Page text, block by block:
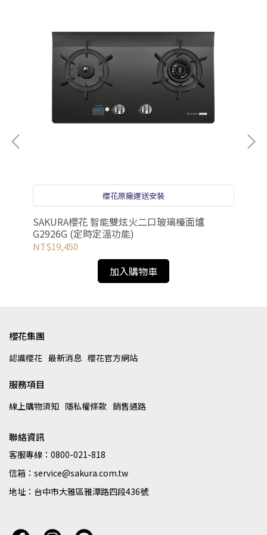
櫻花原廠運送安裝
SAKURA櫻花 智能雙炫火二口玻璃檯面爐
G2926G (定時定溫功能)
NT$19,450
加入購物車
櫻花集團
認識櫻花 最新消息 櫻花官方網站
服務項目
線上購物須知 隱私權條款 銷售通路
聯絡資訊
客服專線：0800-021-818
信箱：service@sakura.com.tw
地址：台中市大雅區雅潭路四段436號